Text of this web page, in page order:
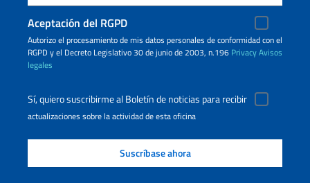
Aceptación del RGPD
Autorizo ​​el procesamiento de mis datos personales de conformidad con el
RGPD y el Decreto Legislativo 30 de junio de 2003, n.196 PrivacyAvisos
legales
Sí, quiero suscribirme al Boletín de noticias para recibir
actualizaciones sobre la actividad de esta oficina